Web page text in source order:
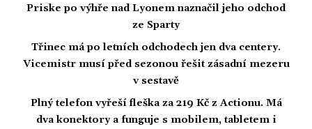
Priske po výhře nad Lyonem naznačil jeho odchod
ze Sparty
Třinec má po letních odchodech jen dva centery.
Vicemistr musí před sezonou řešit zásadní mezeru
v sestavě
Plný telefon vyřeší fleška za 219 Kč z Actionu. Má
dva konektory a funguje s mobilem, tabletem i